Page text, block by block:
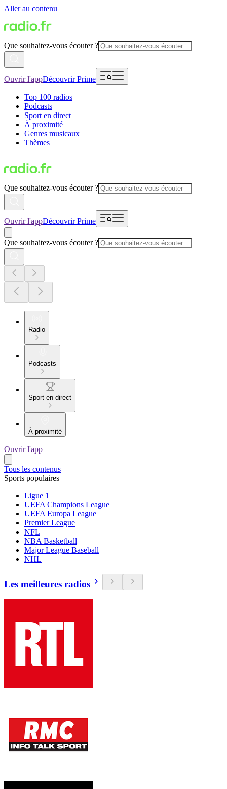
Aller au contenu
Que souhaitez-vous écouter ?
Ouvrir l'appDécouvrir Prime
Top 100 radios
Podcasts
Sport en direct
À proximité
Genres musicaux
Thèmes
Que souhaitez-vous écouter ?
Ouvrir l'appDécouvrir Prime
Que souhaitez-vous écouter ?
Radio
Podcasts
Sport en direct
À proximité
Ouvrir l'app
Tous les contenus
Sports populaires
Ligue 1
UEFA Champions League
UEFA Europa League
Premier League
NFL
NBA Basketball
Major League Baseball
NHL
Les meilleures radios